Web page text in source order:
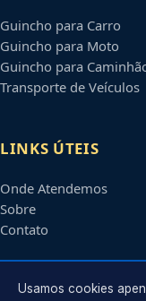
Guincho para Carro
Guincho para Moto
Guincho para
Transporte de Veículos
LINKS ÚTEIS
Onde Atendemos
Sobre
Contato
CONTATO
Usamos cookies